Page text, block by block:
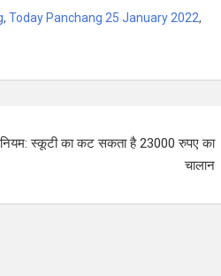
, Today Panchang 25 January 2022,
स्कूटी का कट सकता है 23000 रुपए का
चालान